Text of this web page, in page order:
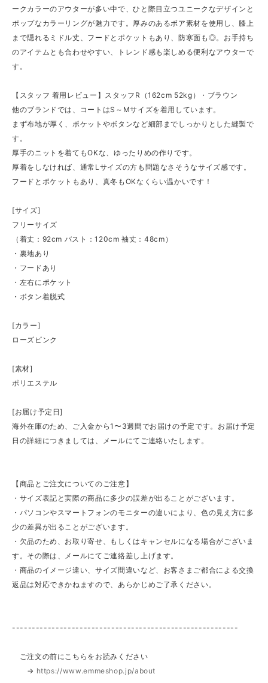
ークカラーのアウターが多い中で、ひと際目立つユニークなデザインと
ポップなカラーリングが魅力です。厚みのあるボア素材を使用し、膝上
まで隠れるミドル丈、フードとポケットもあり、防寒面も◎。お手持ち
のアイテムとも合わせやすい、トレンド感も楽しめる便利なアウターで
す。
【スタッフ 着用レビュー】スタッフR（162cm 52kg）・ブラウン
他のブランドでは、コートはS～Mサイズを着用しています。
まず布地が厚く、ポケットやボタンなど細部までしっかりとした縫製で
す。
厚手のニットを着てもOKな、ゆったりめの作りです。
厚着をしなければ、通常Lサイズの方も問題なさそうなサイズ感です。
フードとポケットもあり、真冬もOKなくらい温かいです！
[サイズ]
フリーサイズ
（着丈：92cm バスト：120cm 袖丈：48cm）
・裏地あり
・フードあり
・左右にポケット
・ボタン着脱式
[カラー]
ローズピンク
[素材]
ポリエステル
[お届け予定日]
海外在庫のため、ご入金から1〜3週間でお届けの予定です。お届け予定
日の詳細につきましては、メールにてご連絡いたします。
【商品とご注文についてのご注意】
・サイズ表記と実際の商品に多少の誤差が出ることがございます。
・パソコンやスマートフォンのモニターの違いにより、色の見え方に多
少の差異が出ることがございます。
・欠品のため、お取り寄せ、もしくはキャンセルになる場合がございま
す。その際は、メールにてご連絡差し上げます。
・商品のイメージ違い、サイズ間違いなど、お客さまご都合による交換
返品は対応できかねますので、あらかじめご了承ください。
---------------------------------------------------------
ご注文の前にこちらをお読みください
→ https://www.emmeshop.jp/about